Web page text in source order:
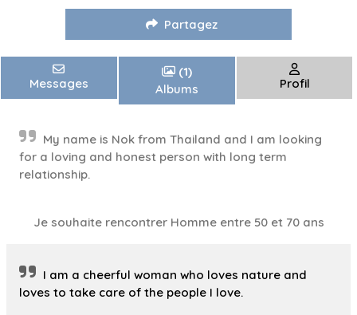
Partagez
Messages
(1)
Albums
Profil
My name is Nok from Thailand and I am looking
for a loving and honest person with long term
relationship.
Je souhaite rencontrer Homme entre 50 et 70 ans
I am a cheerful woman who loves nature and
loves to take care of the people I love.